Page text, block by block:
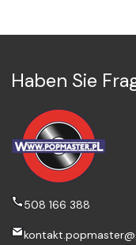
Haben Sie
508 166 388